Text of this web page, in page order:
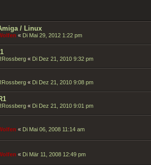
/ Linux
« Di Mai 29, 2012 1:22 pm
« Di Dez 21, 2010 9:32 pm
« Di Dez 21, 2010 9:08 pm
« Di Dez 21, 2010 9:01 pm
« Di Mai 06, 2008 11:14 am
« Di Mär 11, 2008 12:49 pm